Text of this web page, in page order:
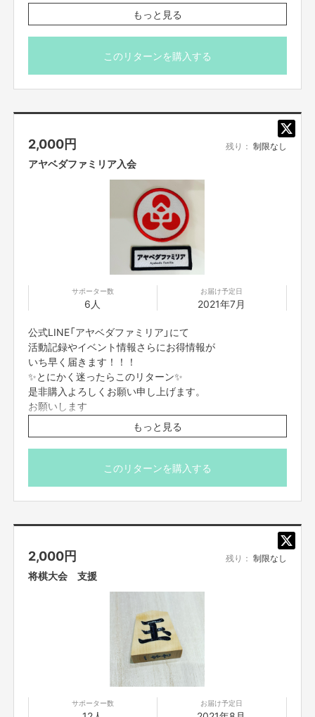
完成がない建物 綾部のサクラダファミリアです
そう『アヤベダファミリア』https://ayabeda-familia.com/
現状 キッチン トイレ エアコン付きましたので イベントや 教室 な
やってみたかったことやってみませんか その夢を手伝ってくれるメンバー
また夢を叶える人を応援するメンバーも募集してます
今回集まったお金は 綾部の里山の風景を家から見れるように壁をガラスに
する費用
協力協賛企業団体一覧
・空き家活用株式会社
https://m.facebook.com/lof.design.office2018/
・一般社団法人オープンアーク
https://openark.or.jp/
※現地集合現地解散 お昼賄い付き
※日時 8月22日 10時より16時
※購入者に場所等 詳細送ります。
※コロナ対策は、支援者の皆様でバッチリお願いいたしま
もっと見る
このリターンを購入する
2,000円 残り： 制限なし
アヤベダファミリア入会
サポーター数
6人
お届け予定日
2021年7月
公式LINE「アヤベダファミリア」にて
活動記録やイベント情報さらにお得情報が
いち早く届きます！！！
✨とにかく迷ったらこのリターン✨
是非購入よろしくお願い申し上げます。
お願いします
※購入者の方へはメールにて、公式LINEアヤベダファミリ
アのLINE QRコードおくりますので、メールアドレスのご
記入よろしくお願い申し上げます。
※その他お問い合わせメッセージ機能にて
もっと見る
このリターンを購入する
2,000円 残り： 制限なし
将棋大会 支援
サポーター数 お届け予定日